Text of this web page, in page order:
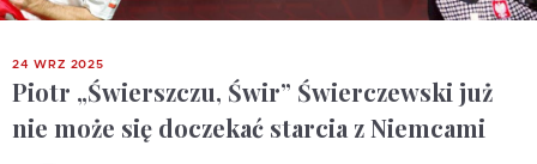
24 WRZ 2025
Piotr „Świerszczu, Świr” Świerczewski już
nie może się doczekać starcia z Niemcami